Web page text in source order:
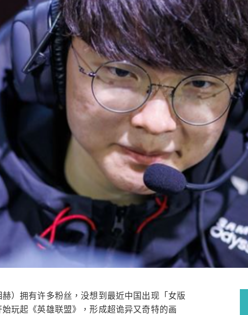
）拥有许多粉丝，没想到最近中国出现「女版
玩起《英雄联盟》，形成超诡异又奇特的画